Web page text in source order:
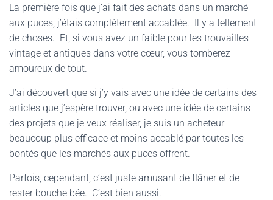
La première fois que j’ai fait des achats dans un marché
aux puces, j’étais complètement accablée. Il y a tellement
de choses. Et, si vous avez un faible pour les trouvailles
vintage et antiques dans votre cœur, vous tomberez
amoureux de tout.
J’ai découvert que si j’y vais avec une idée de certains des
articles que j’espère trouver, ou avec une idée de certains
des projets que je veux réaliser, je suis un acheteur
beaucoup plus efficace et moins accablé par toutes les
bontés que les marchés aux puces offrent.
Parfois, cependant, c’est juste amusant de flâner et de
rester bouche bée. C’est bien aussi.